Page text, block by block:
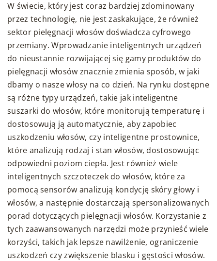
W świecie, który jest coraz bardziej zdominowany
przez technologię, nie jest zaskakujące, że również
sektor pielęgnacji włosów doświadcza cyfrowego
przemiany. Wprowadzanie inteligentnych urządzeń
do nieustannie rozwijającej się gamy produktów do
pielęgnacji włosów znacznie zmienia sposób, w jaki
dbamy o nasze włosy na co dzień. Na rynku dostępne
są różne typy urządzeń, takie jak inteligentne
suszarki do włosów, które monitorują temperaturę i
dostosowują ją automatycznie, aby zapobiec
uszkodzeniu włosów, czy inteligentne prostownice,
które analizują rodzaj i stan włosów, dostosowując
odpowiedni poziom ciepła. Jest również wiele
inteligentnych szczoteczek do włosów, które za
pomocą sensorów analizują kondycję skóry głowy i
włosów, a następnie dostarczają spersonalizowanych
porad dotyczących pielęgnacji włosów. Korzystanie z
tych zaawansowanych narzędzi może przynieść wiele
korzyści, takich jak lepsze nawilżenie, ograniczenie
uszkodzeń czy zwiększenie blasku i gęstości włosów.